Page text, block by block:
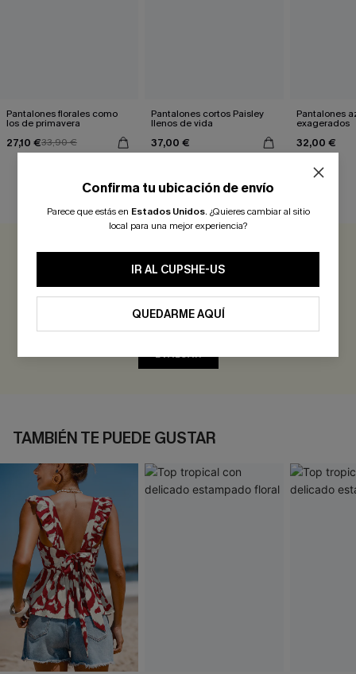
Pantalones florales como
los de primavera
27,10 €33,90 €
Pantalones cortos Paisley
llenos de vida
37,00 €
Pantalones
exagerados
32,00 €
Sé el Primero en Reseñar
EVALUAR
TAMBIÉN TE PUEDE GUSTAR
Confirma tu ubicación de envío
Parece que estás en Estados Unidos. ¿Quieres cambiar al sitio
local para una mejor experiencia?
IR AL CUPSHE-US
QUEDARME AQUÍ